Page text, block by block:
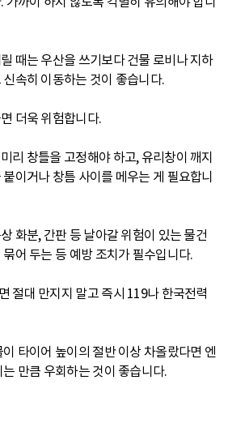
때는 우산을 쓰기보다 건물 로비나 지하
속히 이동하는 것이 좋습니다.
더욱 위험합니다.
리 창틀을 고정해야 하고, 유리창이 깨지
이거나 창틈 사이를 메우는 게 필요합니
화분, 간판 등 날아갈 위험이 있는 물건
어 두는 등 예방 조치가 필수입니다.
절대 만지지 말고 즉시 119나 한국전력
타이어 높이의 절반 이상 차올랐다면 엔
만큼 우회하는 것이 좋습니다.